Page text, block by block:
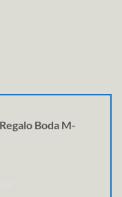
Boda M-